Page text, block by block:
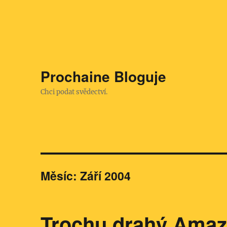
Prochaine Bloguje
Chci podat svědectví.
Měsíc:Září 2004